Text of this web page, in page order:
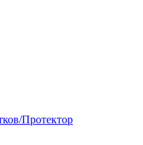
Протектор